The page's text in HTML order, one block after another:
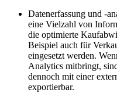
Datenerfassung und -
eine Vielzahl von
die optimierte
Beispiel auch für
eingesetzt werden.
Analytics mitbringt,
dennoch mit einer
exportierbar.